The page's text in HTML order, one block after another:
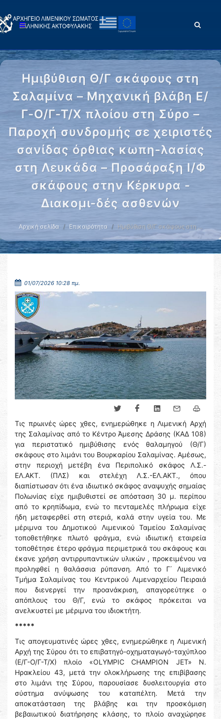
Ημιβύθιση Θ/Γ σκάφους στη
Σαλαμίνα – Μηχανική βλάβη Ε/
Γ-Ο/Γ-Τ/Χ πλοίου στη Σύρο –
Παροχή συνδρομής σε χειριστές
σανίδας όρθιας κωπη-λασίας
στη Λευκάδα – Προσάραξη Ι/Φ
σκάφους στην Κέρκυρα -
Διακομι-δές ασθενών
Αρχική σελίδα Επικαιρότητα Ημιβύθιση Θ/Γ σκάφους στη …
01/07/2026 10:28 πμ.
Τις πρωινές ώρες χθες, ενημερώθηκε η Λιμενική Αρχή
της Σαλαμίνας από το Κέντρο Άμεσης Δράσης (ΚΑΔ 108)
για περιστατικό ημιβύθισης ενός θαλαμηγού (Θ/Γ)
σκάφους στο λιμάνι του Βουρκαρίου Σαλαμίνας. Αμέσως,
στην περιοχή μετέβη ένα Περιπολικό σκάφος Λ.Σ.-
ΕΛ.ΑΚΤ. (ΠΛΣ) και στελέχη Λ.Σ.-ΕΛ.ΑΚΤ., όπου
διαπίστωσαν ότι ένα ιδιωτικό σκάφος αναψυχής σημαίας
Πολωνίας είχε ημιβυθιστεί σε απόσταση 30 μ. περίπου
από το κρηπίδωμα, ενώ το πενταμελές πλήρωμα είχε
ήδη μεταφερθεί στη στεριά, καλά στην υγεία του. Με
μέριμνα του Δημοτικού Λιμενικού Ταμείου Σαλαμίνας
τοποθετήθηκε πλωτό φράγμα, ενώ ιδιωτική εταιρεία
τοποθέτησε έτερο φράγμα περιμετρικά του σκάφους και
έκανε χρήση αντιρρυπαντικών υλικών , προκειμένου να
προληφθεί η θαλάσσια ρύπανση. Από το Γ΄ Λιμενικό
Τμήμα Σαλαμίνας του Κεντρικού Λιμεναρχείου Πειραιά
που διενεργεί την προανάκριση, απαγορεύτηκε ο
απόπλους του Θ/Γ, ενώ το σκάφος πρόκειται να
ανελκυστεί με μέριμνα του ιδιοκτήτη.
*****
Τις απογευματινές ώρες χθες, ενημερώθηκε η Λιμενική
Αρχή της Σύρου ότι το επιβατηγό-οχηματαγωγό-ταχύπλοο
(Ε/Γ-Ο/Γ-Τ/Χ) πλοίο «OLYMPIC CHAMPION JET» Ν.
Ηρακλείου 43, μετά την ολοκλήρωσης της επιβίβασης
στο λιμάνι της Σύρου, παρουσίασε δυσλειτουργία στο
σύστημα ανύψωσης του καταπέλτη. Μετά την
αποκατάσταση της βλάβης και την προσκόμιση
βεβαιωτικού διατήρησης κλάσης, το πλοίο αναχώρησε